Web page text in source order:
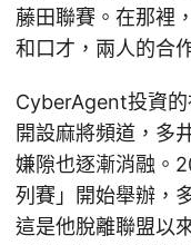
藤田聯賽。在那裡
和口才，兩人的合
CyberAgent投資的
開設麻將頻道，多
嫌隙也逐漸消融。
列賽」開始舉辦，
這是他脫離聯盟以